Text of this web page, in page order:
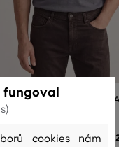
GANT REG
SS POLO
+3
fungoval
cookies nám